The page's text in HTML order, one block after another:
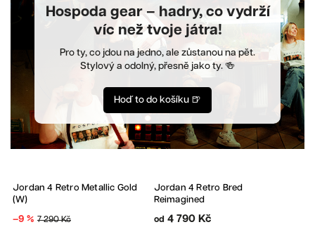
Hospoda gear – hadry, co vydrží
víc než tvoje játra!
Pro ty, co jdou na jedno, ale zůstanou na pět.
Stylový a odolný, přesně jako ty. 🍻
Hoď to do košíku 🍺
Bestseller
Sleva
Jordan 4 Retro Metallic Gold
(W)
–9 % 7 290 Kč
Jordan 4 Retro Bred
Reimagined
od 4 790 Kč